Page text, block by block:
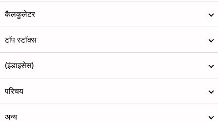
कैलकुलेटर
टॉप स्टॉक्स
(इंडाइसेस)
परिचय
अन्य